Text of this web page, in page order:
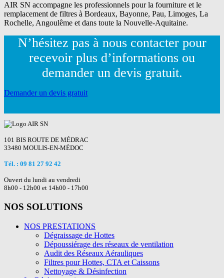
AIR SN accompagne les professionnels pour la fourniture et le
remplacement de filtres à Bordeaux, Bayonne, Pau, Limoges, La
Rochelle, Angoulême et dans toute la Nouvelle-Aquitaine.
N’hésitez pas à nous contacter pour
recevoir plus d’informations ou
demander un devis gratuit.
Demander un devis gratuit
101 BIS ROUTE DE MÉDRAC
33480 MOULIS-EN-MÉDOC
Tél. : 09 81 27 92 42
Ouvert du lundi au vendredi
8h00 - 12h00 et 14h00 - 17h00
NOS SOLUTIONS
NOS PRESTATIONS
Dégraissage de Hottes
Dépoussiérage des réseaux de ventilation
Audit des Réseaux Aérauliques
Filtres pour Hottes, CTA et Caissons
Nettoyage & Désinfection